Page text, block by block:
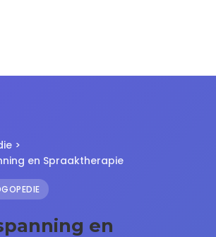
>
en Spraaktherapie
en